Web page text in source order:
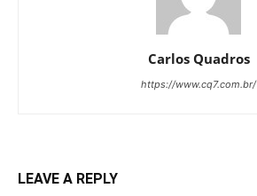
Carlos Quadros
https://www.cq7.com.br/
LEAVE A REPLY